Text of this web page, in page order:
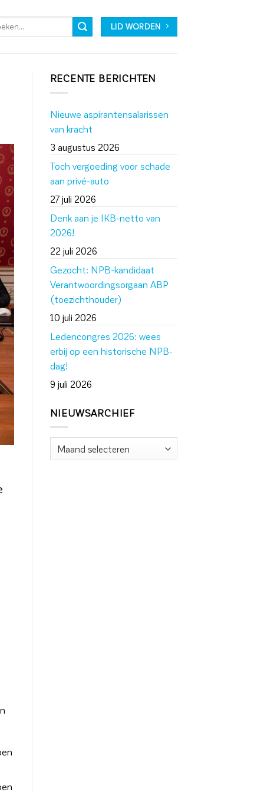
LID WORDEN
RECENTE BERICHTEN
Nieuwe aspirantensalarissen
van kracht
3 augustus 2026
Toch vergoeding voor schade
aan privé-auto
27 juli 2026
Denk aan je IKB-netto van
2026!
22 juli 2026
Gezocht: NPB-kandidaat
Verantwoordingsorgaan ABP
(toezichthouder)
10 juli 2026
Ledencongres 2026: wees
erbij op een historische NPB-
dag!
9 juli 2026
NIEUWSARCHIEF
Nieuwsarchief